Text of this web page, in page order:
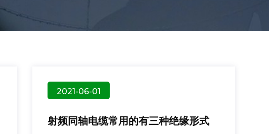
2021-06-01
射频同轴电缆常用的有三种绝缘形式